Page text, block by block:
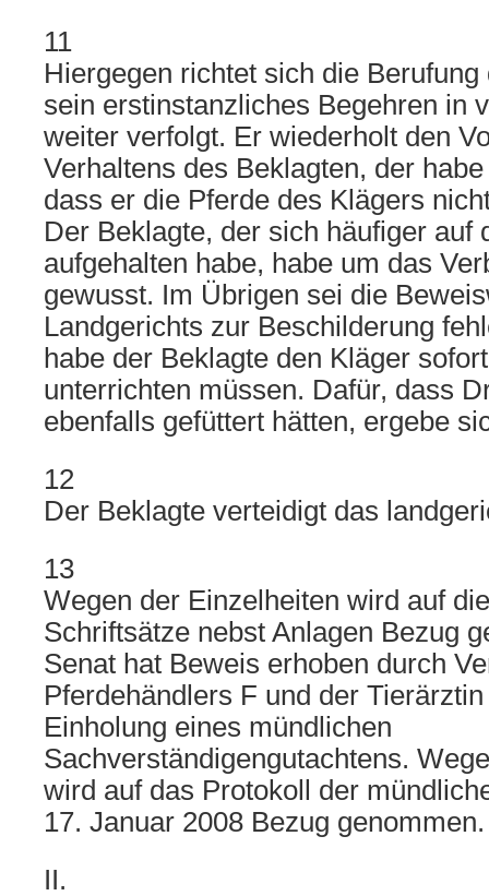
11
Hiergegen richtet sich die
sein erstinstanzliches Begehren in
weiter verfolgt. Er wiederholt den
Verhaltens des Beklagten, der
dass er die Pferde des Klägers
Der Beklagte, der sich häufiger auf
aufgehalten habe, habe um das
gewusst. Im Übrigen sei die
Landgerichts zur Beschilderung
habe der Beklagte den Kläger
unterrichten müssen. Dafür, dass
ebenfalls gefüttert hätten, ergebe
12
Der Beklagte verteidigt das
13
Wegen der Einzelheiten wird auf
Schriftsätze nebst Anlagen Bezug
Senat hat Beweis erhoben durch
Pferdehändlers F und der
Einholung eines mündlichen
Sachverständigengutachtens.
wird auf das Protokoll der
17. Januar 2008 Bezug genommen.
II.